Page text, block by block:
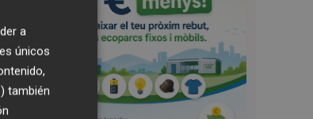
a
únicos
también